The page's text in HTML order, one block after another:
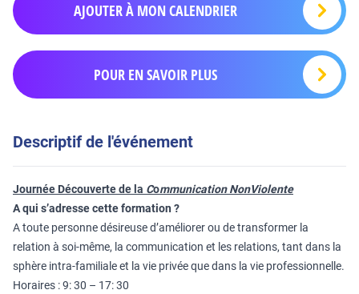
AJOUTER À MON CALENDRIER
POUR EN SAVOIR PLUS
Descriptif de l'événement
Journée Découverte de la Communication NonViolente
A qui s’adresse cette formation ?
A toute personne désireuse d’améliorer ou de transformer la
relation à soi-même, la communication et les relations, tant dans la
sphère intra-familiale et la vie privée que dans la vie professionnelle.
Horaires : 9: 30 – 17: 30